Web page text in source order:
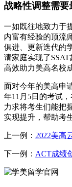
战略性调整需要
一如既往地致力于
内富有经验的顶流
俱进、更新迭代的
请家庭实现了
高效助力美高名校
面对今年的美高申
年11月5日的考试
力求将考生们能把
实现提升，帮助考
上一例： 2022美高
下一例： ACT成绩